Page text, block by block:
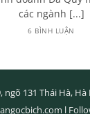
các ngành [...]
6 BÌNH LUẬN
ngõ 131 Thái Hà, Hà
l